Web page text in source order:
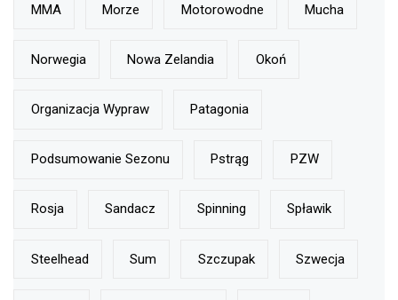
MMA Morze Motorowodne Mucha
Norwegia Nowa Zelandia Okoń
Organizacja Wypraw Patagonia
Podsumowanie Sezonu Pstrąg PZW
Rosja Sandacz Spinning Spławik
Steelhead Sum Szczupak Szwecja